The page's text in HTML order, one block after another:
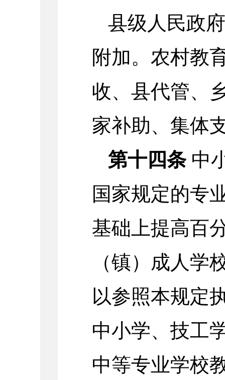
县级人民政
附加。农村教
收、县代管、
家补助、集体
第十四条中
国家规定的专
基础上提高百
（镇）成人学
以参照本规定
中小学、技工
中等专业学校